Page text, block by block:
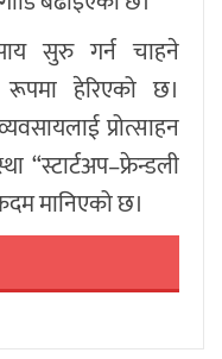
सुरु गर्न चाहने
रूपमा हेरिएको छ।
प्रोत्साहन
“स्टार्टअप–फ्रेन्डली
मानिएको छ।